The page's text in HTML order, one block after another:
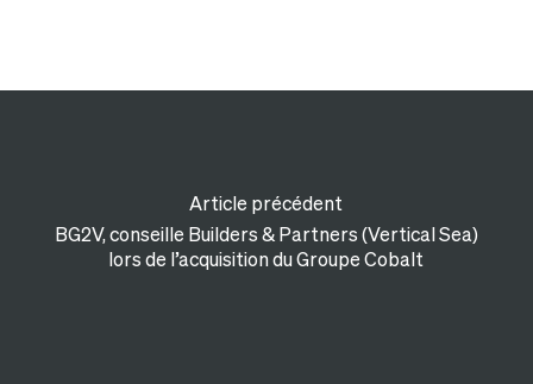
Article précédent
BG2V, conseille Builders & Partners (Vertical Sea)
lors de l’acquisition du Groupe Cobalt